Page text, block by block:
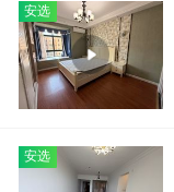
安选
安选